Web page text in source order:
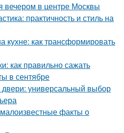
вечером в центре Москвы
практичность и стиль на
кухне: как трансформировать
как правильно сажать
в сентябре
универсальный выбор
факты о